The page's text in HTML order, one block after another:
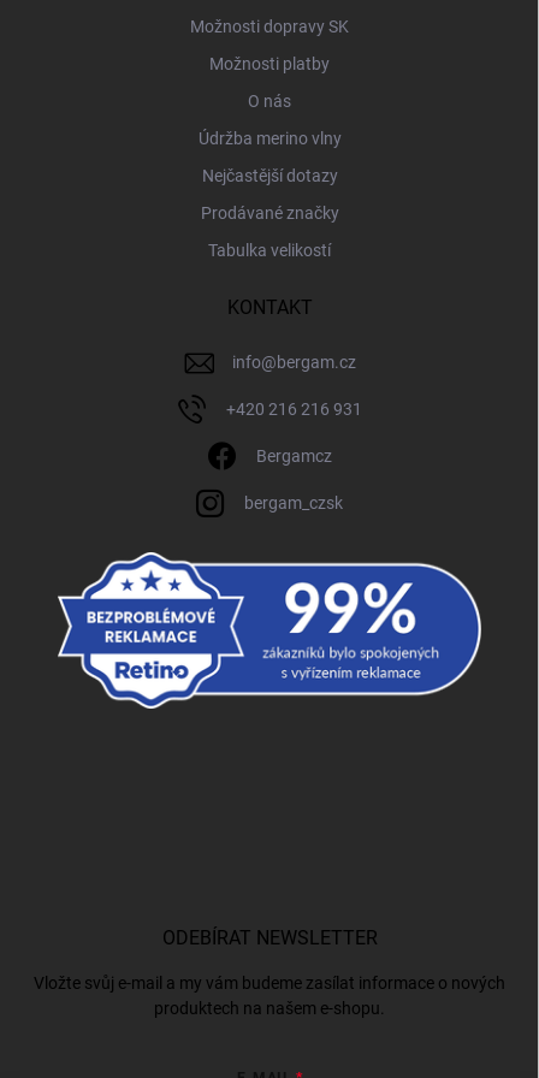
Možnosti dopravy SK
Možnosti platby
O nás
Údržba merino vlny
Nejčastější dotazy
Prodávané značky
Tabulka velikostí
KONTAKT
info@bergam.cz
+420 216 216 931
Bergamcz
bergam_czsk
ODEBÍRAT NEWSLETTER
Vložte svůj e-mail a my vám budeme zasílat informace o nových
produktech na našem e-shopu.